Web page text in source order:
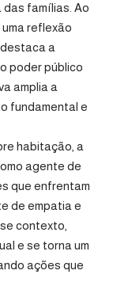
famílias. Ao
reflexão
a
poder público
amplia a
fundamental e
habitação, a
agente de
que enfrentam
de empatia e
contexto,
e se torna um
ações que